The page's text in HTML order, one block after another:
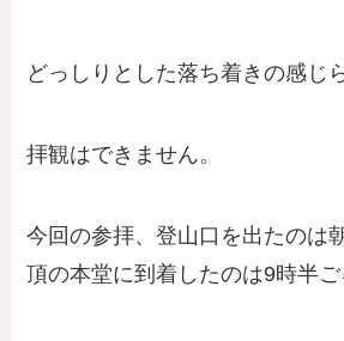
どっしりとした落ち着きの感じ
拝観はできません。
今回の参拝、登山口を出たのは
頂の本堂に到着したのは9時半ご